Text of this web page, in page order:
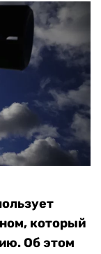
который
Об этом